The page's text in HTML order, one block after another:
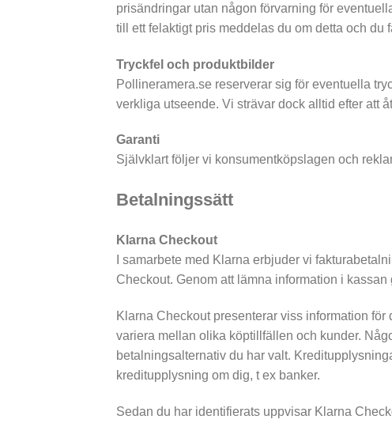
prisändringar utan någon förvarning för
till ett felaktigt pris meddelas du om detta och du
Tryckfel och produktbilder
Pollineramera.se reserverar sig för eventuella
verkliga utseende. Vi strävar dock alltid efter att
Garanti
Självklart följer vi konsumentköpslagen och
Betalningssätt
Klarna Checkout
I samarbete med Klarna erbjuder vi
Checkout. Genom att lämna information i
Klarna Checkout presenterar viss information
variera mellan olika köptillfällen och kunder.
betalningsalternativ du har valt.
kreditupplysning om dig, t ex banker.
Sedan du har identifierats uppvisar Klarna